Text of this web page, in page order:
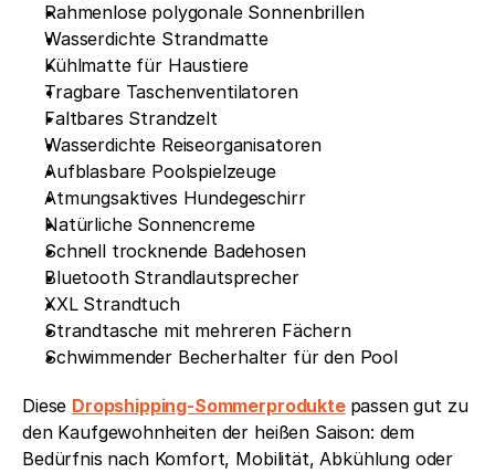
Rahmenlose polygonale Sonnenbrillen
Wasserdichte Strandmatte
Kühlmatte für Haustiere
Tragbare Taschenventilatoren
Faltbares Strandzelt
Wasserdichte Reiseorganisatoren
Aufblasbare Poolspielzeuge
Atmungsaktives Hundegeschirr
Natürliche Sonnencreme
Schnell trocknende Badehosen
Bluetooth Strandlautsprecher
XXL Strandtuch
Strandtasche mit mehreren Fächern
Schwimmender Becherhalter für den Pool
Diese Dropshipping-Sommerprodukte passen gut zu
den Kaufgewohnheiten der heißen Saison: dem
Bedürfnis nach Komfort, Mobilität, Abkühlung oder